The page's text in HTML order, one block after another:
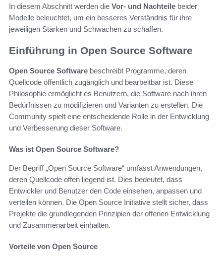
In diesem Abschnitt werden die Vor- und Nachteile beider
Modelle beleuchtet, um ein besseres Verständnis für ihre
jeweiligen Stärken und Schwächen zu schaffen.
Einführung in Open Source Software
Open Source Software beschreibt Programme, deren
Quellcode öffentlich zugänglich und bearbeitbar ist. Diese
Philosophie ermöglicht es Benutzern, die Software nach ihren
Bedürfnissen zu modifizieren und Varianten zu erstellen. Die
Community spielt eine entscheidende Rolle in der Entwicklung
und Verbesserung dieser Software.
Was ist Open Source Software?
Der Begriff „Open Source Software“ umfasst Anwendungen,
deren Quellcode offen liegend ist. Dies bedeutet, dass
Entwickler und Benutzer den Code einsehen, anpassen und
verteilen können. Die Open Source Initiative stellt sicher, dass
Projekte die grundlegenden Prinzipien der offenen Entwicklung
und Zusammenarbeit einhalten.
Vorteile von Open Source